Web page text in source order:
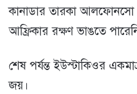
কানাডার তারকা
আফ্রিকার রক্ষণ ভাঙতে
শেষ পর্যন্ত ইউস্টাকিওর
জয়।